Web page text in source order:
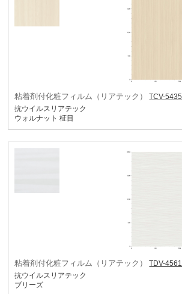
粘着剤付化粧フィルム（リアテック）
TCV-5435
抗ウイルスリアテック
ウォルナット 柾目
粘着剤付化粧フィルム（リアテック）
TDV-4561
抗ウイルスリアテック
ブリーズ